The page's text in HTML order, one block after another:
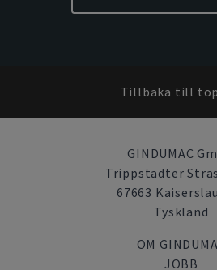
Tillbaka till
GINDUMAC
Trippstadter
67663
Tyskland
OM
JOBB